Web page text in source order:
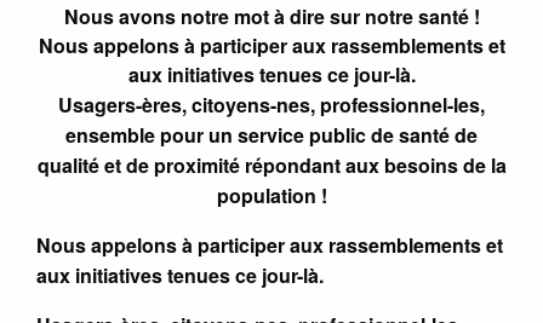
Nous avons notre mot à dire sur notre santé !
Nous appelons à participer aux rassemblements et
aux initiatives tenues ce jour-là.
Usagers-ères, citoyens-nes, professionnel-les,
ensemble pour un service public de santé de
qualité et de proximité répondant aux besoins de la
population !
Nous appelons à participer aux rassemblements et
aux initiatives tenues ce jour-là.